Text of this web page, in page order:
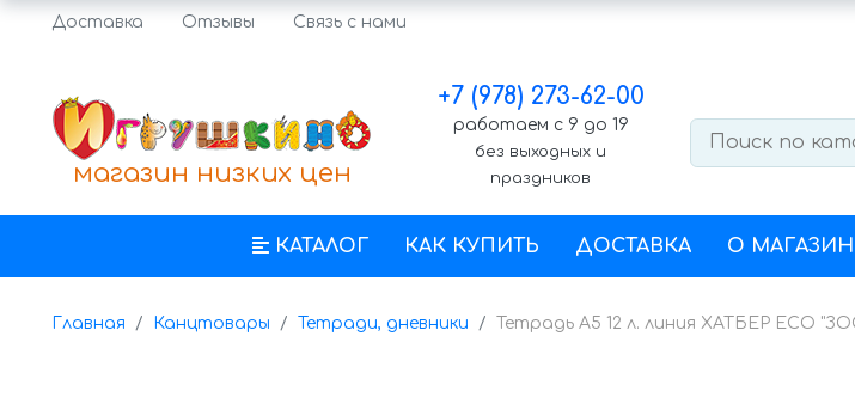
Доставка Отзывы Связь с нами
магазин низких цен
+7 (978) 273-62-00
работаем с 9 до 19
без выходных и
праздников
КАТАЛОГ КАК КУПИТЬ ДОСТАВКА О
Главная Канцтовары Тетради, дневники Тетрадь А5 12 л. линия ХАТБЕР ECO